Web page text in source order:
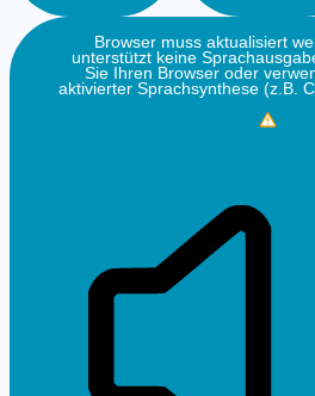
Browser muss aktualisiert
unterstützt keine
Sie Ihren Browser oder
aktivierter Sprachsynthese (z.B.